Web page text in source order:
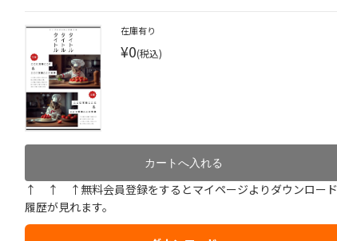
在庫有り
¥0(税込)
↑ ↑ ↑無料会員登録をするとマイページよりダウンロード
履歴が見れます。